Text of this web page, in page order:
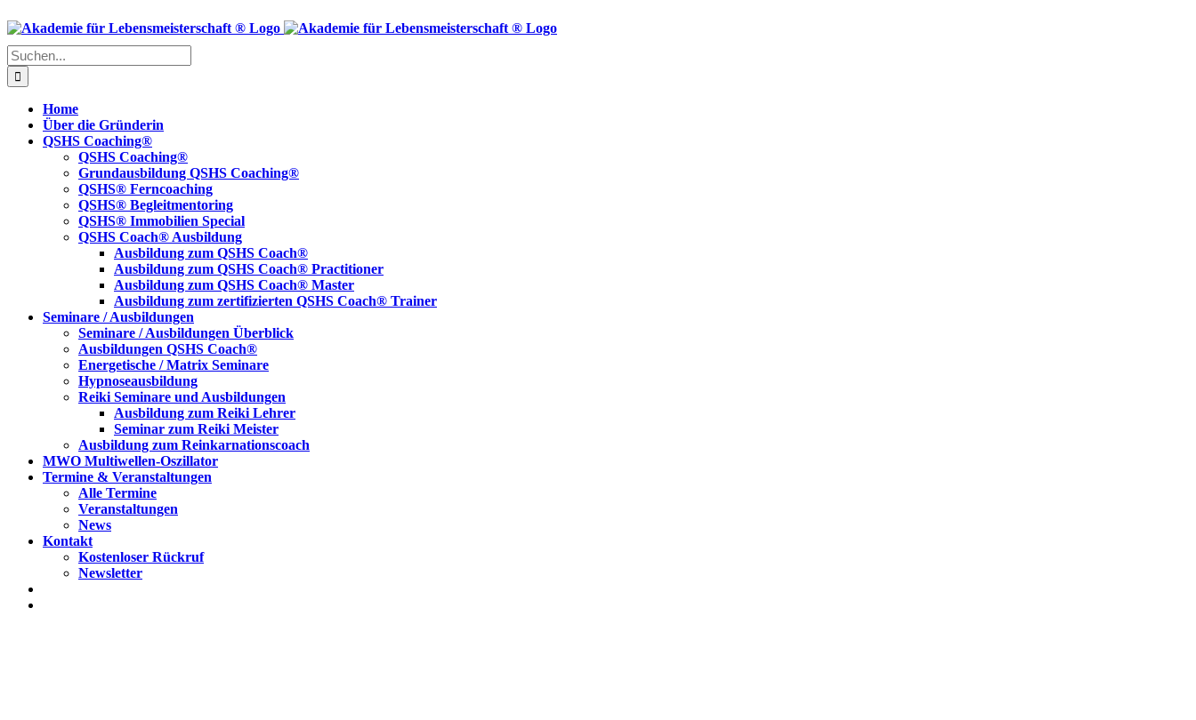
to
content
Suche
nach:
Home
Über die Gründerin
QSHS Coaching®
QSHS Coaching®
Grundausbildung QSHS Coaching®
QSHS® Ferncoaching
QSHS® Begleitmentoring
QSHS® Immobilien Special
QSHS Coach® Ausbildung
Ausbildung zum QSHS Coach®
Ausbildung zum QSHS Coach® Practitioner
Ausbildung zum QSHS Coach® Master
Ausbildung zum zertifizierten QSHS Coach® Trainer
Seminare / Ausbildungen
Seminare / Ausbildungen Überblick
Ausbildungen QSHS Coach®
Energetische / Matrix Seminare
Hypnoseausbildung
Reiki Seminare und Ausbildungen
Ausbildung zum Reiki Lehrer
Seminar zum Reiki Meister
Ausbildung zum Reinkarnationscoach
MWO Multiwellen-Oszillator
Termine & Veranstaltungen
Alle Termine
Veranstaltungen
News
Kontakt
Kostenloser Rückruf
Newsletter